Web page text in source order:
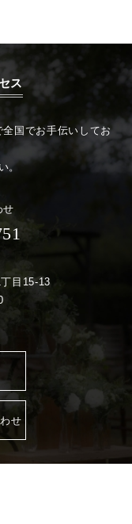
ス
国でお手伝いしてお
。
せ
目15-13
せ